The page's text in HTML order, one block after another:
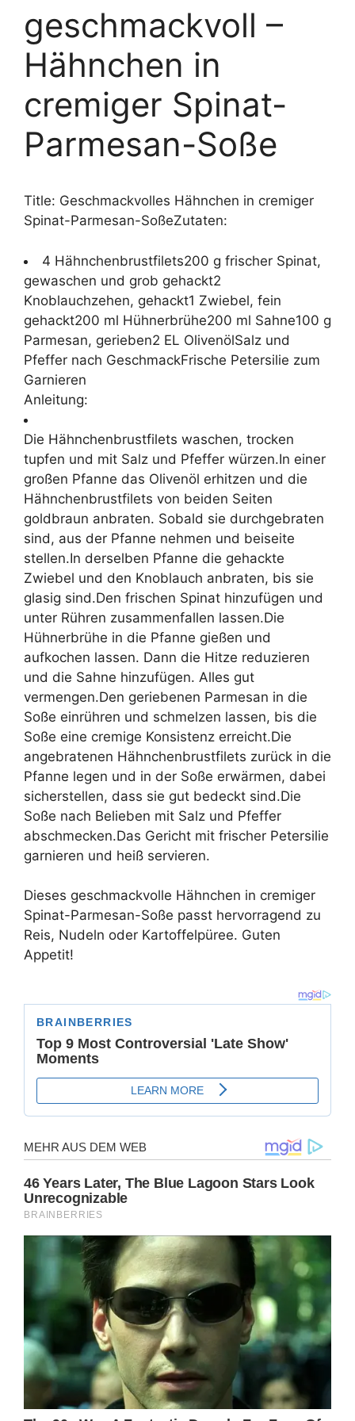
geschmackvoll –
Hähnchen in
cremiger Spinat-
Parmesan-Soße
Title: Geschmackvolles Hähnchen in cremiger
Spinat-Parmesan-SoßeZutaten:
4 Hähnchenbrustfilets200 g frischer Spinat,
gewaschen und grob gehackt2
Knoblauchzehen, gehackt1 Zwiebel, fein
gehackt200 ml Hühnerbrühe200 ml Sahne100 g
Parmesan, gerieben2 EL OlivenölSalz und
Pfeffer nach GeschmackFrische Petersilie zum
Garnieren
Anleitung:
Die Hähnchenbrustfilets waschen, trocken
tupfen und mit Salz und Pfeffer würzen.In einer
großen Pfanne das Olivenöl erhitzen und die
Hähnchenbrustfilets von beiden Seiten
goldbraun anbraten. Sobald sie durchgebraten
sind, aus der Pfanne nehmen und beiseite
stellen.In derselben Pfanne die gehackte
Zwiebel und den Knoblauch anbraten, bis sie
glasig sind.Den frischen Spinat hinzufügen und
unter Rühren zusammenfallen lassen.Die
Hühnerbrühe in die Pfanne gießen und
aufkochen lassen. Dann die Hitze reduzieren
und die Sahne hinzufügen. Alles gut
vermengen.Den geriebenen Parmesan in die
Soße einrühren und schmelzen lassen, bis die
Soße eine cremige Konsistenz erreicht.Die
angebratenen Hähnchenbrustfilets zurück in die
Pfanne legen und in der Soße erwärmen, dabei
sicherstellen, dass sie gut bedeckt sind.Die
Soße nach Belieben mit Salz und Pfeffer
abschmecken.Das Gericht mit frischer Petersilie
garnieren und heiß servieren.
Dieses geschmackvolle Hähnchen in cremiger
Spinat-Parmesan-Soße passt hervorragend zu
Reis, Nudeln oder Kartoffelpüree. Guten
Appetit!